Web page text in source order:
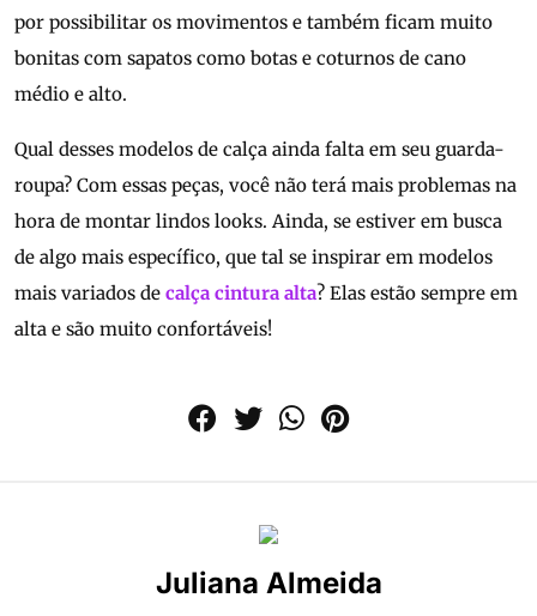
por possibilitar os movimentos e também ficam muito
bonitas com sapatos como botas e coturnos de cano
médio e alto.
Qual desses modelos de calça ainda falta em seu guarda-
roupa? Com essas peças, você não terá mais problemas na
hora de montar lindos looks. Ainda, se estiver em busca
de algo mais específico, que tal se inspirar em modelos
mais variados de calça cintura alta? Elas estão sempre em
alta e são muito confortáveis!
Juliana Almeida